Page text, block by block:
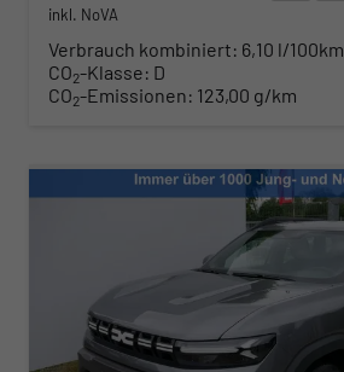
inkl. NoVA
Verbrauch kombiniert: 6,10 l/100km
CO2-Klasse: D
CO2-Emissionen: 123,00 g/km